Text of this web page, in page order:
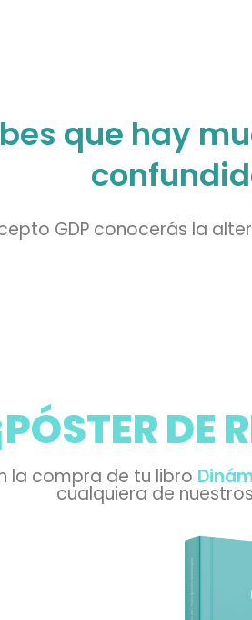
que hay
GDP conocerás la
DE
la compra de tu libro
cualquiera de